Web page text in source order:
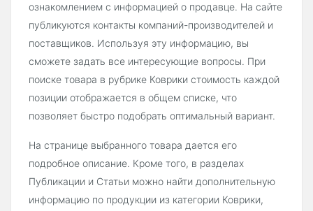
ознакомлением с информацией о продавце. На сайте
публикуются контакты компаний-производителей и
поставщиков. Используя эту информацию, вы
сможете задать все интересующие вопросы. При
поиске товара в рубрике Коврики стоимость каждой
позиции отображается в общем списке, что
позволяет быстро подобрать оптимальный вариант.
На странице выбранного товара дается его
подробное описание. Кроме того, в разделах
Публикации и Статьи можно найти дополнительную
информацию по продукции из категории Коврики,